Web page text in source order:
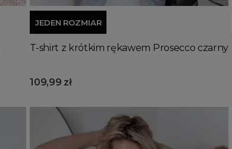
JEDEN ROZMIAR
T-shirt z krótkim rękawem Prosecco czarny
109,99 zł